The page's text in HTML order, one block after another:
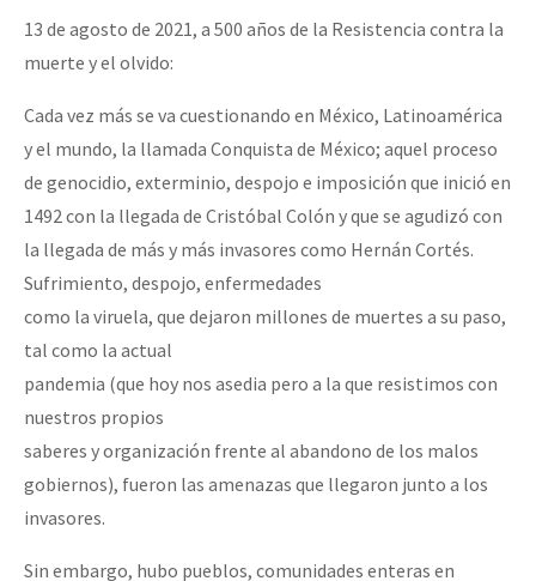
13 de agosto de 2021, a 500 años de la Resistencia contra la
muerte y el olvido:
Cada vez más se va cuestionando en México, Latinoamérica
y el mundo, la llamada Conquista de México; aquel proceso
de genocidio, exterminio, despojo e imposición que inició en
1492 con la llegada de Cristóbal Colón y que se agudizó con
la llegada de más y más invasores como Hernán Cortés.
Sufrimiento, despojo, enfermedades
como la viruela, que dejaron millones de muertes a su paso,
tal como la actual
pandemia (que hoy nos asedia pero a la que resistimos con
nuestros propios
saberes y organización frente al abandono de los malos
gobiernos), fueron las amenazas que llegaron junto a los
invasores.
Sin embargo, hubo pueblos, comunidades enteras en